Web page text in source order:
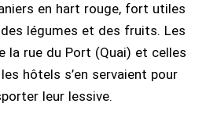
en hart rouge, fort utiles
légumes et des fruits. Les
la rue du Port (Quai) et celles
hôtels s’en servaient pour
leur lessive.